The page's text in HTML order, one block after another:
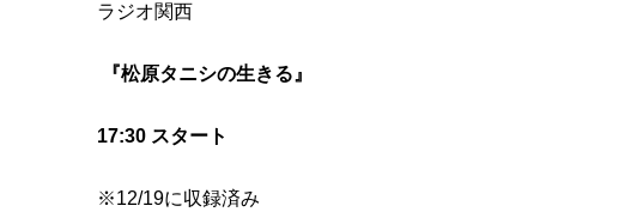
】
ジ
関
ラジオ関西
『松原タニシの生きる』
17:30 スタート
※12/19に収録済み